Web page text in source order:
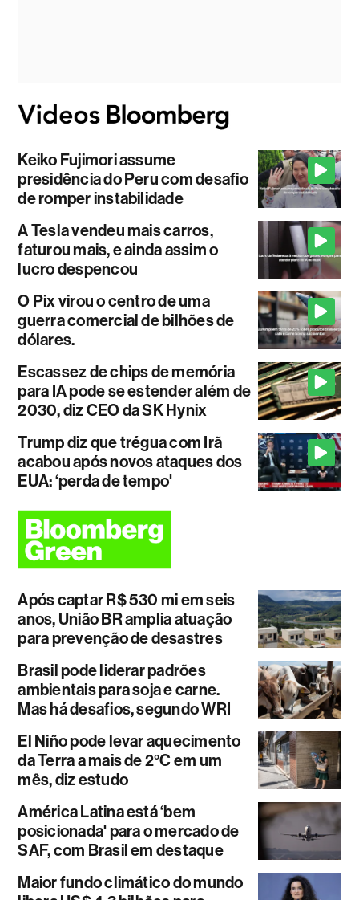
Keiko Fujimori assume
presidência do Peru com desafio
de romper instabilidade
A Tesla vendeu mais carros,
faturou mais, e ainda assim o
lucro despencou
O Pix virou o centro de uma
guerra comercial de bilhões de
dólares.
Escassez de chips de memória
para IA pode se estender além de
2030, diz CEO da SK Hynix
Trump diz que trégua com Irã
acabou após novos ataques dos
EUA: ‘perda de tempo'
Após captar R$ 530 mi em seis
anos, União BR amplia atuação
para prevenção de desastres
Brasil pode liderar padrões
ambientais para soja e carne.
Mas há desafios, segundo WRI
El Niño pode levar aquecimento
da Terra a mais de 2°C em um
mês, diz estudo
América Latina está ‘bem
posicionada' para o mercado de
SAF, com Brasil em destaque
Maior fundo climático do mundo